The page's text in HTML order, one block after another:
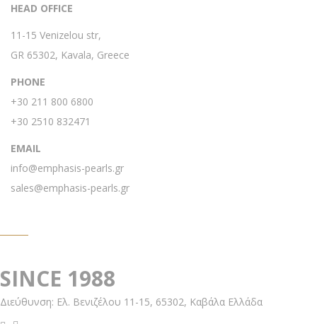
HEAD OFFICE
11-15 Venizelou str,
GR 65302, Kavala, Greece
PHONE
+30 211 800 6800
+30 2510 832471
EMAIL
info@emphasis-pearls.gr
sales@emphasis-pearls.gr
SINCE 1988
Διεύθυνση: Ελ. Βενιζέλου 11-15, 65302, Καβάλα Ελλάδα